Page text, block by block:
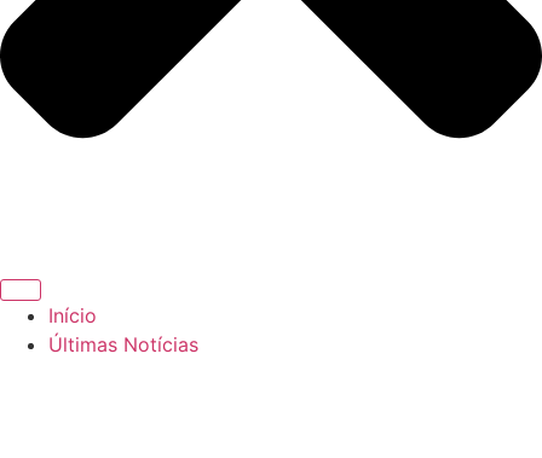
Início
Últimas Notícias